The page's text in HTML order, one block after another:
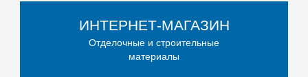
ИНТЕРНЕТ-МАГАЗИН
Отделочные и строительные
материалы